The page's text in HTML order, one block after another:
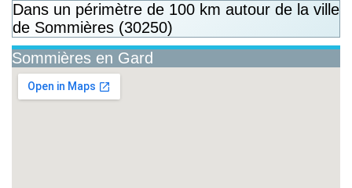
Dans un périmètre de 100 km autour de la ville
de Sommières (30250)
Sommières en Gard